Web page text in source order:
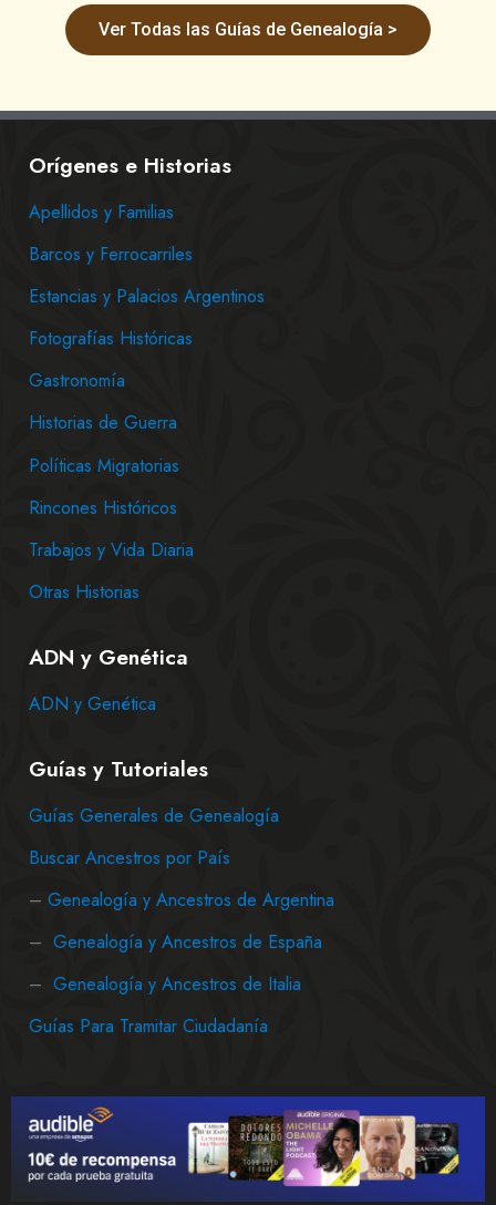
Ver Todas las Guías de Genealogía >
Orígenes e Historias
Apellidos y Familias
Barcos y Ferrocarriles
Estancias y Palacios Argentinos
Fotografías Históricas
Gastronomía
Historias de Guerra
Políticas Migratorias
Rincones Históricos
Trabajos y Vida Diaria
Otras Historias
ADN y Genética
ADN y Genética
Guías y Tutoriales
Guías Generales de Genealogía
Buscar Ancestros por País
– Genealogía y Ancestros de Argentina
– Genealogía y Ancestros de España
– Genealogía y Ancestros de Italia
Guías Para Tramitar Ciudadanía